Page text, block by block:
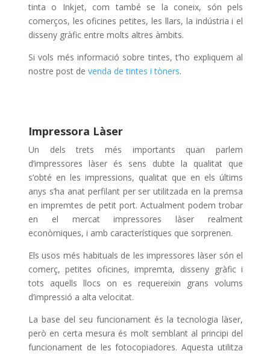
tinta o Inkjet, com també se la coneix, són pels
comerços, les oficines petites, les llars, la indústria i el
disseny gràfic entre molts altres àmbits.
Si vols més informació sobre tintes, t’ho expliquem al
nostre post de venda de tintes i tòners.
Impressora Làser
Un dels trets més importants quan parlem
d’impressores làser és sens dubte la qualitat que
s’obté en les impressions, qualitat que en els últims
anys s’ha anat perfilant per ser utilitzada en la premsa
en impremtes de petit port. Actualment podem trobar
en el mercat impressores làser realment
econòmiques, i amb característiques que sorprenen.
Els usos més habituals de les impressores làser són el
comerç, petites oficines, impremta, disseny gràfic i
tots aquells llocs on es requereixin grans volums
d’impressió a alta velocitat.
La base del seu funcionament és la tecnologia làser,
però en certa mesura és molt semblant al principi del
funcionament de les fotocopiadores. Aquesta utilitza